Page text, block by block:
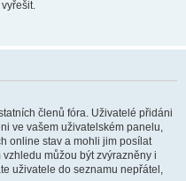
členů fóra. Uživatelé přidáni
ve vašem uživatelském panelu,
online stav a mohli jim posílat
můžou být zvýrazněny i
uživatele do seznamu nepřátel,